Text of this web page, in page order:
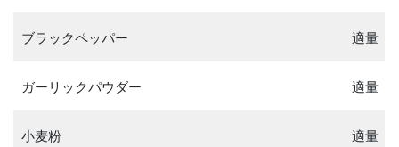
ブラックペッパー 適量
ガーリックパウダー 適量
小麦粉 適量